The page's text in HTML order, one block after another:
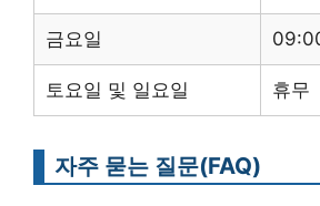
금요일
토요일 및 일요일 휴무
자주 묻는 질문(FAQ)